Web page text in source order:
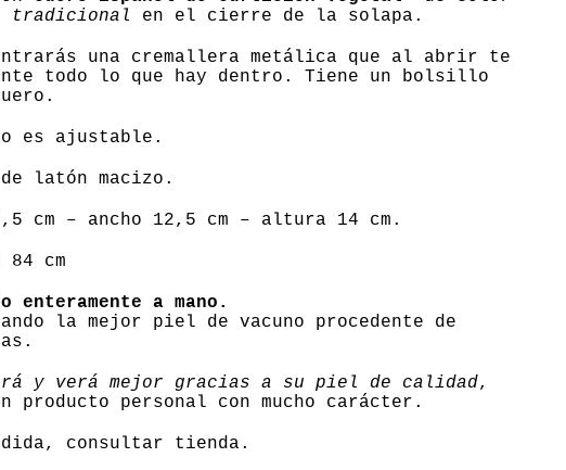
tradicional en el cierre de la solapa.
una cremallera metálica que al abrir te
todo lo que hay dentro. Tiene un bolsillo
es ajustable.
latón macizo.
cm – ancho 12,5 cm – altura 14 cm.
cm
enteramente a mano.
la mejor piel de vacuno procedente de
y verá mejor gracias a su piel de calidad,
producto personal con mucho carácter.
consultar tienda.